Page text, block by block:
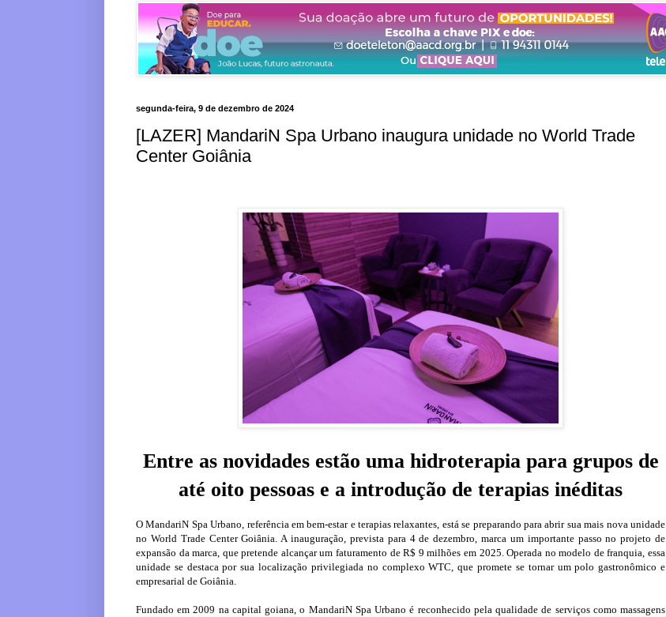
segunda-feira, 9 de dezembro de 2024
[LAZER] MandariN Spa Urbano inaugura unidade no World Trade
Center Goiânia
Entre as novidades estão uma hidroterapia para grupos de
até oito pessoas e a introdução de terapias inéditas
O MandariN Spa Urbano, referência em bem-estar e terapias relaxantes, está se preparando para abrir sua mais nova unidade
no World Trade Center Goiânia. A inauguração, prevista para 4 de dezembro, marca um importante passo no projeto de
expansão da marca, que pretende alcançar um faturamento de R$ 9 milhões em 2025. Operada no modelo de franquia, essa
unidade se destaca por sua localização privilegiada no complexo WTC, que promete se tornar um polo gastronômico e
empresarial de Goiânia.
Fundado em 2009 na capital goiana, o MandariN Spa Urbano é reconhecido pela qualidade de serviços como massagens